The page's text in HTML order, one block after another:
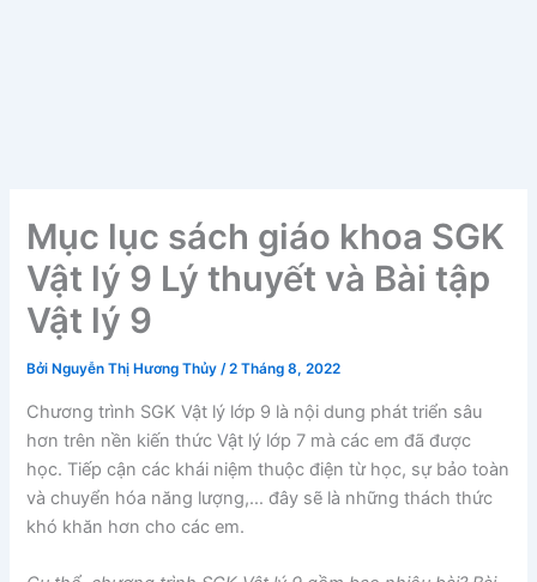
Mục lục sách giáo khoa SGK
Vật lý 9 Lý thuyết và Bài tập
Vật lý 9
Bởi Nguyễn Thị Hương Thủy/2 Tháng 8, 2022
Chương trình SGK Vật lý lớp 9 là nội dung phát triển sâu
hơn trên nền kiến thức Vật lý lớp 7 mà các em đã được
học. Tiếp cận các khái niệm thuộc điện từ học, sự bảo toàn
và chuyển hóa năng lượng,… đây sẽ là những thách thức
khó khăn hơn cho các em.